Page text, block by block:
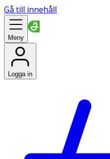
Gå till innehåll
Meny
Logga in